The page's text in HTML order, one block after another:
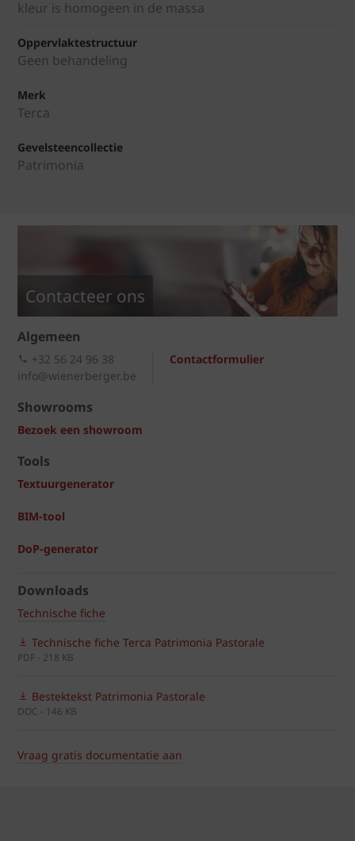
kleur is homogeen in de massa
Oppervlaktestructuur
Geen behandeling
Merk
Terca
Gevelsteencollectie
Patrimonia
Contacteer ons
Algemeen
Contactformulier
+32 56 24 96 38
info@wienerberger.be
Showrooms
Bezoek een showroom
Tools
Textuurgenerator
BIM-tool
DoP-generator
Downloads
Technische fiche
Technische fiche Terca Patrimonia Pastorale
PDF - 218 KB
Bestektekst Patrimonia Pastorale
DOC - 146 KB
Vraag gratis documentatie aan